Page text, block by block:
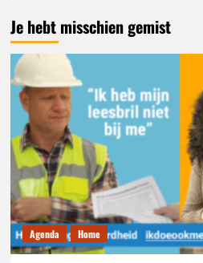
Je hebt misschien gemist
Agenda Home